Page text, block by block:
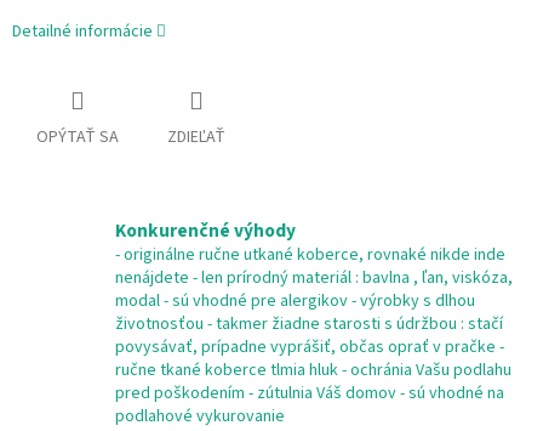
Detailné informácie
OPÝTAŤ SA ZDIEĽAŤ
Konkurenčné výhody
- originálne ručne utkané koberce, rovnaké nikde inde
nenájdete - len prírodný materiál : bavlna , ľan, viskóza,
modal - sú vhodné pre alergikov - výrobky s dlhou
životnosťou - takmer žiadne starosti s údržbou : stačí
povysávať, prípadne vyprášiť, občas oprať v pračke -
ručne tkané koberce tlmia hluk - ochránia Vašu podlahu
pred poškodením - zútulnia Váš domov - sú vhodné na
podlahové vykurovanie